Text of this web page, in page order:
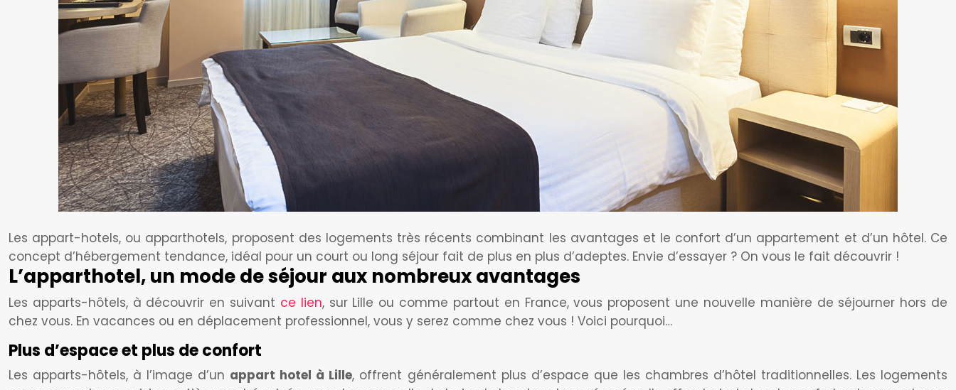
Les appart-hotels, ou apparthotels, proposent des logements très récents combinant les avantages et le confort d’un appartement et d’un hôtel. Ce
concept d’hébergement tendance, idéal pour un court ou long séjour fait de plus en plus d’adeptes. Envie d’essayer ? On vous le fait découvrir !
L’apparthotel, un mode de séjour aux nombreux avantages
Les apparts-hôtels, à découvrir en suivant ce lien, sur Lille ou comme partout en France, vous proposent une nouvelle manière de séjourner hors de
chez vous. En vacances ou en déplacement professionnel, vous y serez comme chez vous ! Voici pourquoi…
Plus d’espace et plus de confort
Les apparts-hôtels, à l’image d’un appart hotel à Lille, offrent généralement plus d’espace que les chambres d’hôtel traditionnelles. Les logements